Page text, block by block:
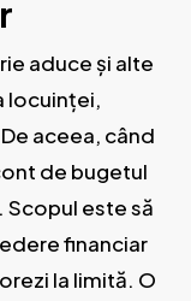
aduce și alte
locuinței,
aceea, când
de bugetul
Scopul este să
financiar
la limită. O